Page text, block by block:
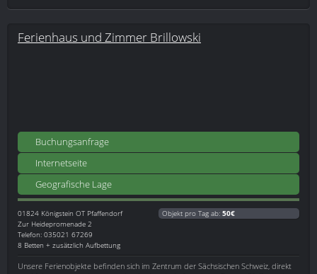
Ferienhaus und Zimmer Brillowski
Buchungsanfrage
Internetseite
Geografische Lage
01824 Königstein OT Pfaffendorf
Zur Heidepromenade 2
Telefon: 035021 67269
8 Betten + zusätzlich Aufbettung
Objekt pro Tag ab: 50€
Unsere Ferienobjekte befinden sich im Zentrum der Sächsischen Schweiz, direkt